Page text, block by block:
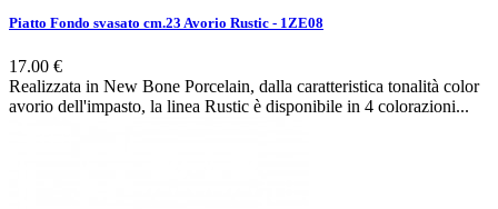
Piatto Fondo svasato cm.23 Avorio Rustic - 1ZE08
17.00 €
Realizzata in New Bone Porcelain, dalla caratteristica tonalità color
avorio dell'impasto, la linea Rustic è disponibile in 4 colorazioni...